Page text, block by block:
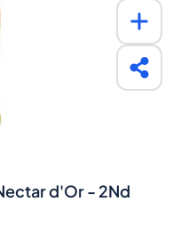
d'Or - 2Nd